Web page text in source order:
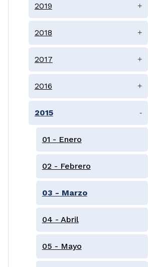
2019 +
2018 +
2017 +
2016 +
2015 -
01 - Enero
02 - Febrero
03 - Marzo
04 - Abril
05 - Mayo